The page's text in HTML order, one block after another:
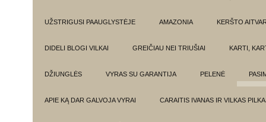
UŽSTRIGUSI PAAUGLYSTĖJE AMAZONIA KERŠTO
DIDELI BLOGI VILKAI GREIČIAU NEI TRIUŠIAI KARTI,
DŽIUNGLĖS VYRAS SU GARANTIJA PELENĖ
APIE KĄ DAR GALVOJA VYRAI CARAITIS IVANAS IR VILKAS